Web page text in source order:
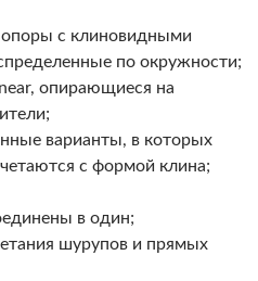
с клиновидными
по окружности;
опирающиеся на
варианты, в которых
с формой клина;
в один;
шурупов и прямых